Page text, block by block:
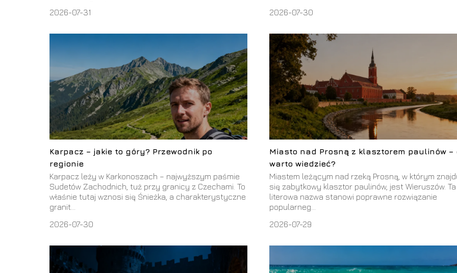
2026-07-31
2026-07-30
Karpacz – jakie to góry? Przewodnik po
regionie
Karpacz leży w Karkonoszach – najwyższym paśmie
Sudetów Zachodnich, tuż przy granicy z Czechami. To
właśnie tutaj wznosi się Śnieżka, a charakterystyczne
granit...
2026-07-30
Miasto nad Prosną z klasztorem paulinów –
warto wiedzieć?
Miastem leżącym nad rzeką Prosną, w którym
się zabytkowy klasztor paulinów, jest Wieruszów.
literowa nazwa stanowi poprawne rozwiązanie
popularneg...
2026-07-29